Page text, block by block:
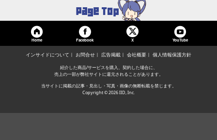
Home Facebook X YouTube
インサイドについて お問合せ 広告掲載 会社概要 個人情報保護方針
紹介した商品/サービスを購入、契約した場合に、
売上の一部が弊社サイトに還元されることがあります。
当サイトに掲載の記事・見出し・写真・画像の無断転載を禁じます。
Copyright © 2026 IID, Inc.